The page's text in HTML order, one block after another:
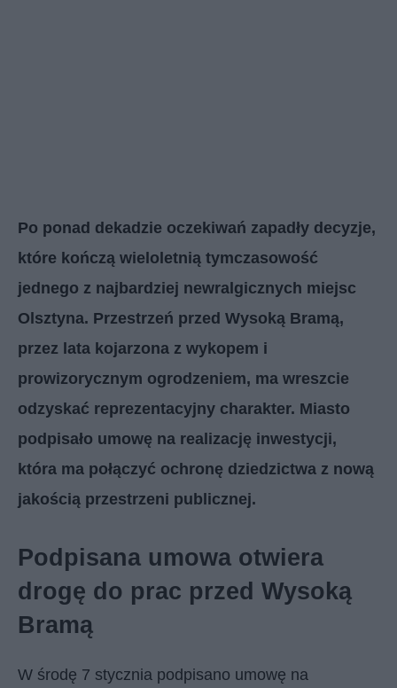
Po ponad dekadzie oczekiwań zapadły decyzje,
które kończą wieloletnią tymczasowość
jednego z najbardziej newralgicznych miejsc
Olsztyna. Przestrzeń przed Wysoką Bramą,
przez lata kojarzona z wykopem i
prowizorycznym ogrodzeniem, ma wreszcie
odzyskać reprezentacyjny charakter. Miasto
podpisało umowę na realizację inwestycji,
która ma połączyć ochronę dziedzictwa z nową
jakością przestrzeni publicznej.
Podpisana umowa otwiera
drogę do prac przed Wysoką
Bramą
W środę 7 stycznia podpisano umowę na